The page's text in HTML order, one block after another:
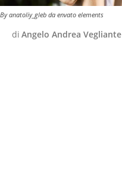
By anatoliy_gleb da envato elements
di Angelo Andrea Vegliante